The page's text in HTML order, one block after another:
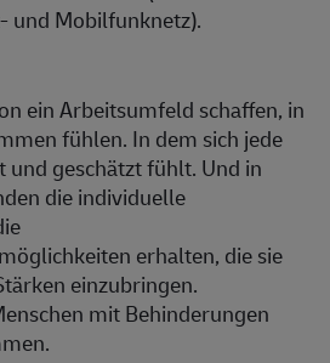
und Mobilfunknetz).
ein Arbeitsumfeld schaffen, in
fühlen. In dem sich jede
und geschätzt fühlt. Und in
die individuelle
erhalten, die sie
einzubringen.
mit Behinderungen